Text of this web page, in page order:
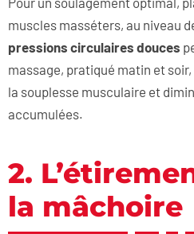
muscles masséters, au niveau
pressions circulaires douces
massage, pratiqué matin et
la souplesse musculaire et
accumulées.
2.
la mâchoire